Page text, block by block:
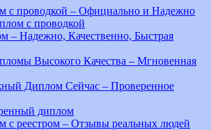
с проводкой – Официально и Надежно
с проводкой
– Надежно, Качественно, Быстрая
Высокого Качества – Мгновенная
Диплом Сейчас – Проверенное
диплом
с реестром – Отзывы реальных людей